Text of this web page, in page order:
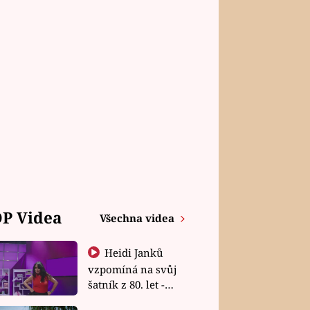
Videa Všechna videa
Heidi Janků
vzpomíná na svůj
šatník z 80. let -